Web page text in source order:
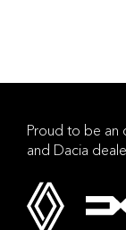
Proud to be an
and Dacia